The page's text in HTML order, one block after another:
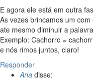
E agora ele está em outra
As vezes brincamos um
ate mesmo diminuir a
Exemplo: Cachorro =
e nós rimos juntos, claro!
Responder
Ana disse: